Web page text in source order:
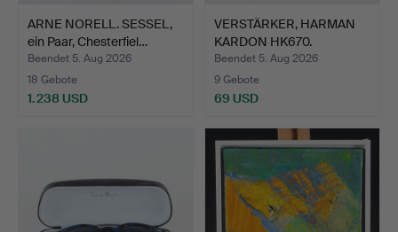
ARNE NORELL. SESSEL,
ein Paar, Chesterfiel…
Beendet 5. Aug 2026
18 Gebote
1.238 USD
VERSTÄRKER, HARMAN
KARDON HK670.
Beendet 5. Aug 2026
9 Gebote
69 USD